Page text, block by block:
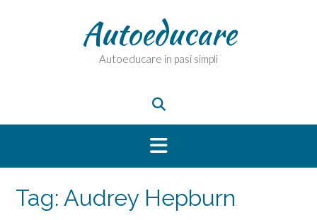
Autoeducare
Autoeducare in pasi simpli
Tag: Audrey Hepburn